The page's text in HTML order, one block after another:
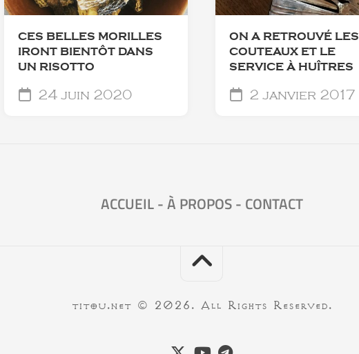
CES BELLES MORILLES
IRONT BIENTÔT DANS
UN RISOTTO
24 juin 2020
ON A RETROUVÉ LES
COUTEAUX ET LE
SERVICE À HUÎTRES
2 janvier 2017
ACCUEIL-À PROPOS- CONTACT
titou.net © 2026. All Rights Reserved.